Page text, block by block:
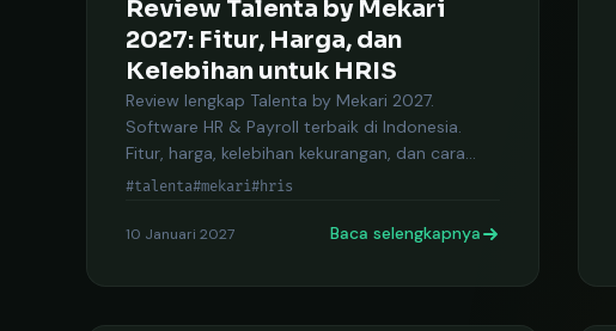
Review Talenta by Mekari
2027: Fitur, Harga, dan
Kelebihan untuk HRIS
Review lengkap Talenta by Mekari 2027.
Software HR & Payroll terbaik di Indonesia.
Fitur, harga, kelebihan kekurangan, dan cara
daftar.
#talenta#mekari#hris
10 Januari 2027 Baca selengkapnya